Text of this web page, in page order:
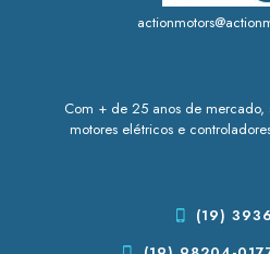
Com + de 25 anos de mercado,
motores elétricos e
(19)